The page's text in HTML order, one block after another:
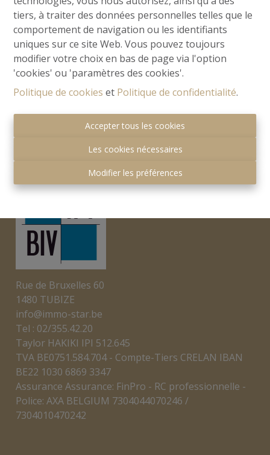
tiers, à traiter des données personnelles telles que le
comportement de navigation ou les identifiants
uniques sur ce site Web. Vous pouvez toujours
modifier votre choix en bas de page via l'option
'cookies' ou 'paramètres des cookies'.
Politique de cookies et Politique de confidentialité.
Accepter tous les cookies
Les cookies nécessaires
Modifier les préférences
Sous réserve dedevoirs de l'agent immobilier
Charte vie privée-Conditions générales
Cookies
Rue de Bruxelles 60
1480 TUBIZE
info@immo-star.be
Tel : 02/355.42.20
Taylor HAKIKI IPI 512.645
TVA BE0751.584.704 - Compte-Tiers CRELAN IBAN
BE22 1030 6869 3347
Assurance Assurance: FinPro - RC professionnelle -
Police: AXA BELGIUM 7304044070246 /
7304010470242